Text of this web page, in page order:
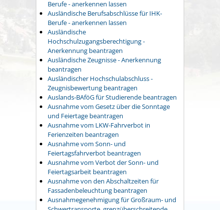
Berufe - anerkennen lassen
Ausländische Berufsabschlüsse für IHK-
Berufe - anerkennen lassen
Ausländische
Hochschulzugangsberechtigung -
Anerkennung beantragen
Ausländische Zeugnisse - Anerkennung
beantragen
Ausländischer Hochschulabschluss -
Zeugnisbewertung beantragen
Auslands-BAföG für Studierende beantragen
Ausnahme vom Gesetz über die Sonntage
und Feiertage beantragen
Ausnahme vom LKW-Fahrverbot in
Ferienzeiten beantragen
Ausnahme vom Sonn- und
Feiertagsfahrverbot beantragen
Ausnahme vom Verbot der Sonn- und
Feiertagsarbeit beantragen
Ausnahme von den Abschaltzeiten für
Fassadenbeleuchtung beantragen
Ausnahmegenehmigung für Großraum- und